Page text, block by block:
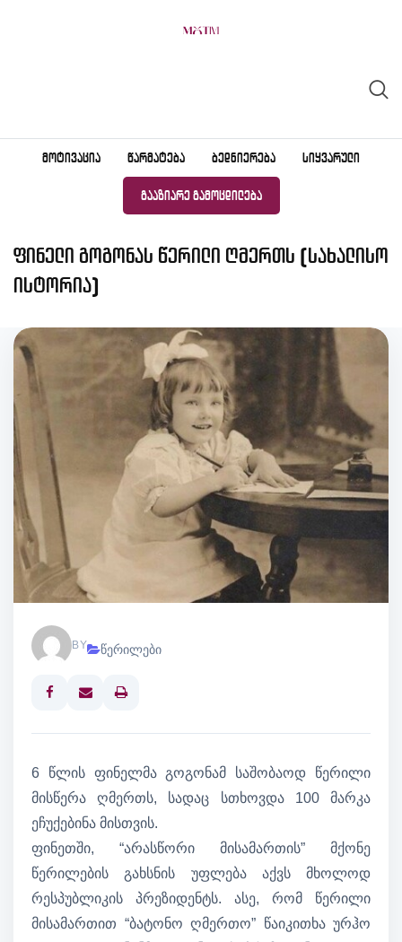
ᲛᲝᲢᲘᲕᲐᲪᲘᲐ ᲬᲐᲠᲛᲐᲢᲔᲑᲐ ᲑᲔᲓᲜᲘᲔᲠᲔᲑᲐ ᲡᲘᲧᲕᲐᲠᲣᲚᲘ
ᲒᲐᲐᲖᲘᲐᲠᲔ ᲒᲐᲛᲝᲪᲓᲘᲚᲔᲑᲐ
ფინელი გოგონას წერილი ღმერთს (სახალისო
ისტორია)
BY წერილები
Print
6 წლის ფინელმა გოგონამ საშობაოდ წერილი
მისწერა ღმერთს, სადაც სთხოვდა 100 მარკა
ეჩუქებინა მისთვის.
ფინეთში, “არასწორი მისამართის” მქონე
წერილების გახსნის უფლება აქვს მხოლოდ
რესპუბლიკის პრეზიდენტს. ასე, რომ წერილი
მისამართით “ბატონო ღმერთო” წაიკითხა ურჰო